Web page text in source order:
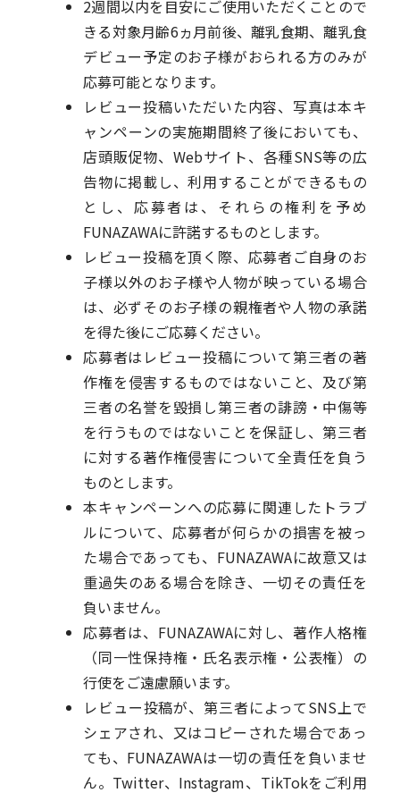
2週間以内を目安にご使用いただくことので
きる対象月齢6ヵ月前後、離乳食期、離乳食
デビュー予定のお子様がおられる方のみが
応募可能となります。
レビュー投稿いただいた内容、写真は本キ
ャンペーンの実施期間終了後においても、
店頭販促物、Webサイト、各種SNS等の広
告物に掲載し、利用することができるもの
とし、応募者は、それらの権利を予め
FUNAZAWAに許諾するものとします。
レビュー投稿を頂く際、応募者ご自身のお
子様以外のお子様や人物が映っている場合
は、必ずそのお子様の親権者や人物の承諾
を得た後にご応募ください。
応募者はレビュー投稿について第三者の著
作権を侵害するものではないこと、及び第
三者の名誉を毀損し第三者の誹謗・中傷等
を行うものではないことを保証し、第三者
に対する著作権侵害について全責任を負う
ものとします。
本キャンペーンへの応募に関連したトラブ
ルについて、応募者が何らかの損害を被っ
た場合であっても、FUNAZAWAに故意又は
重過失のある場合を除き、一切その責任を
負いません。
応募者は、FUNAZAWAに対し、著作人格権
（同一性保持権・氏名表示権・公表権）の
行使をご遠慮願います。
レビュー投稿が、第三者によってSNS上で
シェアされ、又はコピーされた場合であっ
ても、FUNAZAWAは一切の責任を負いませ
ん。Twitter、Instagram、TikTokをご利用